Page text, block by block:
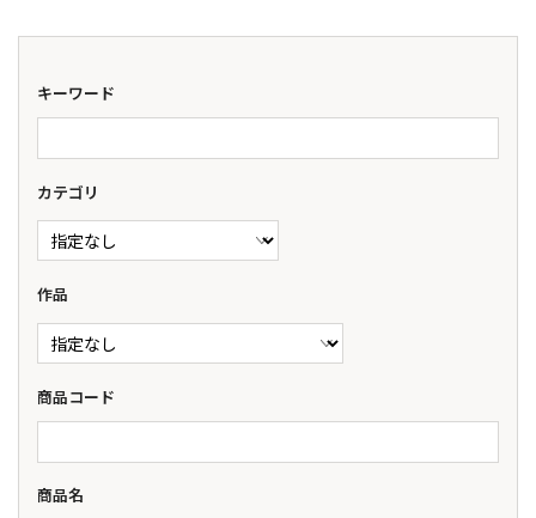
キーワード
カテゴリ
商品コード
商品名